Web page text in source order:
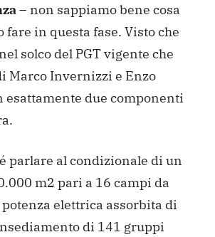
– non sappiamo bene cosa
fare in questa fase. Visto che
solco del PGT vigente che
Marco Invernizzi e Enzo
esattamente due componenti
parlare al condizionale di un
m2 pari a 16 campi da
elettrica assorbita di
di 141 gruppi